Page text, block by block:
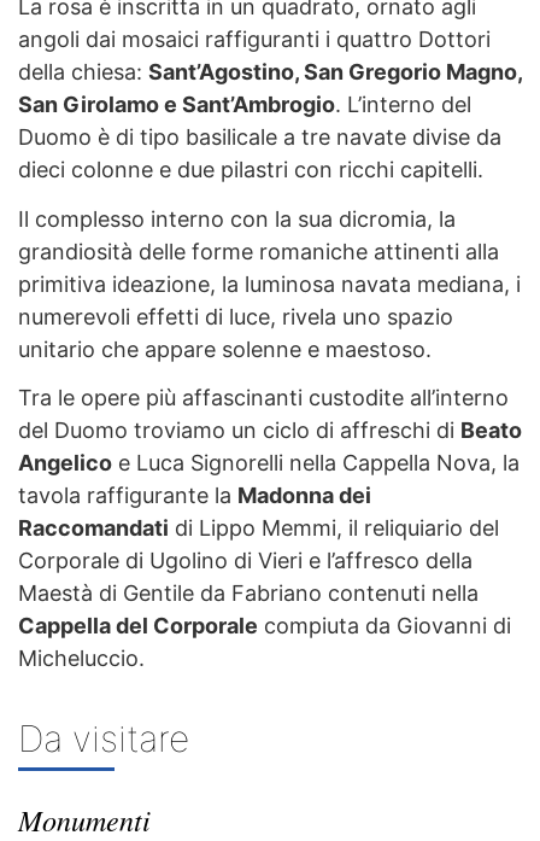
La rosa è inscritta in un quadrato, ornato agli
angoli dai mosaici raffiguranti i quattro Dottori
della chiesa: Sant’Agostino, San Gregorio Magno,
San Girolamo e Sant’Ambrogio. L’interno del
Duomo è di tipo basilicale a tre navate divise da
dieci colonne e due pilastri con ricchi capitelli.
Il complesso interno con la sua dicromia, la
grandiosità delle forme romaniche attinenti alla
primitiva ideazione, la luminosa navata mediana, i
numerevoli effetti di luce, rivela uno spazio
unitario che appare solenne e maestoso.
Tra le opere più affascinanti custodite all’interno
del Duomo troviamo un ciclo di affreschi di Beato
Angelico e Luca Signorelli nella Cappella Nova, la
tavola raffigurante la Madonna dei
Raccomandati di Lippo Memmi, il reliquiario del
Corporale di Ugolino di Vieri e l’affresco della
Maestà di Gentile da Fabriano contenuti nella
Cappella del Corporale compiuta da Giovanni di
Micheluccio.
Da visitare
Monumenti